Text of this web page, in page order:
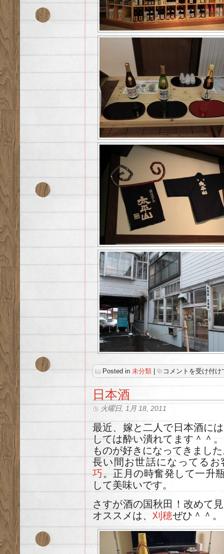
Posted in 未分類
酒
蔵
コメントを受け付け
日本酒
火曜日, 1月 18, 2011
最近、嫁と二人で日本酒に
しては酔い潰れてます＾＾
ものが好きになってきまし
長い間お世話になってる
巧。正月の時奮発して一升
して美味いです。
さすが酒の国秋田！改めて
オススメは、 刈穂ぜひ＾＾。